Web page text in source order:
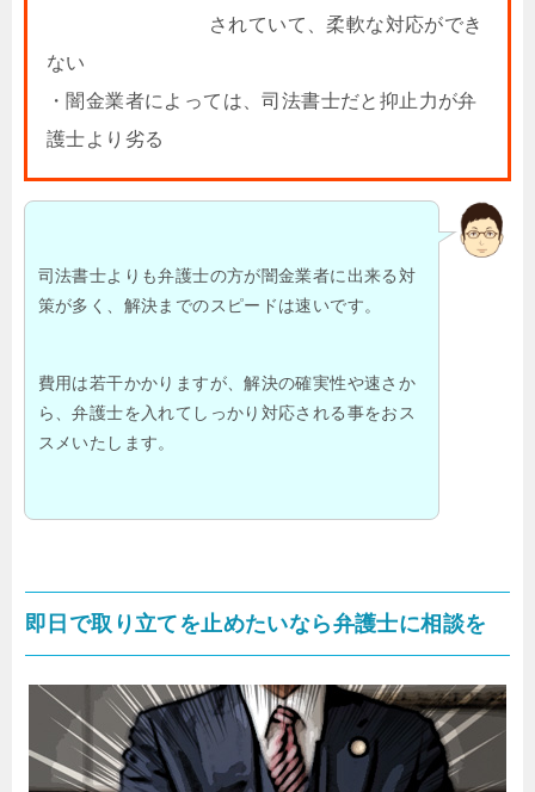
されていて、柔軟な対応ができ
ない
・闇金業者によっては、司法書士だと抑止力が弁
護士より劣る
司法書士よりも弁護士の方が闇金業者に出来る対
策が多く、解決までのスピードは速いです。
費用は若干かかりますが、解決の確実性や速さか
ら、弁護士を入れてしっかり対応される事をおス
スメいたします。
即日で取り立てを止めたいなら弁護士に相談を